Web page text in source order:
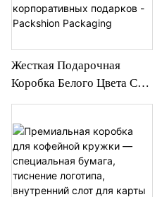
Packaging
Жесткая Подарочная
Коробка Белого Цвета С
Для Ювелирных Изделий
И Корпоративных
Подарков - Packshion
Packaging